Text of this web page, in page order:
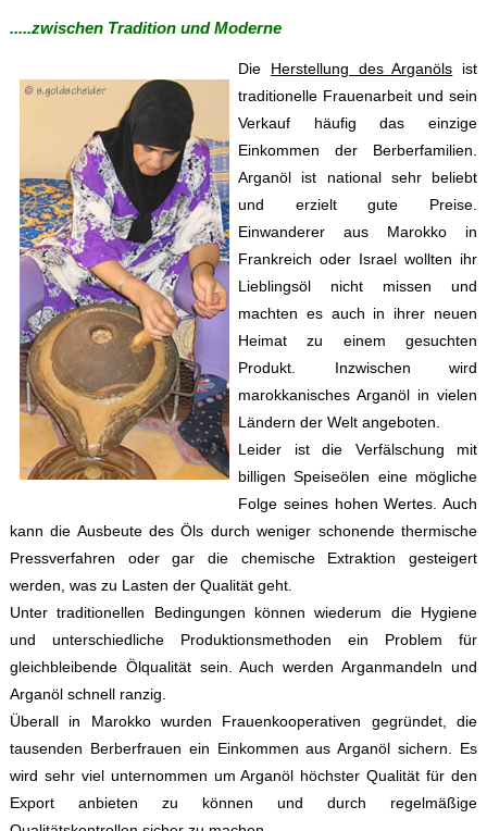
.....zwischen Tradition und Moderne
Die Herstellung des Arganöls ist
traditionelle Frauenarbeit und sein
Verkauf häufig das einzige
Einkommen der Berberfamilien.
Arganöl ist national sehr beliebt
und erzielt gute Preise.
Einwanderer aus Marokko in
Frankreich oder Israel wollten ihr
Lieblingsöl nicht missen und
machten es auch in ihrer neuen
Heimat zu einem gesuchten
Produkt. Inzwischen wird
marokkanisches Arganöl in vielen
Ländern der Welt angeboten.
Leider ist die Verfälschung mit
billigen Speiseölen eine mögliche
Folge seines hohen Wertes. Auch
kann die Ausbeute des Öls durch weniger schonende thermische
Pressverfahren oder gar die chemische Extraktion gesteigert
werden, was zu Lasten der Qualität geht.
Unter traditionellen Bedingungen können wiederum die Hygiene
und unterschiedliche Produktionsmethoden ein Problem für
gleichbleibende Ölqualität sein. Auch werden Arganmandeln und
Arganöl schnell ranzig.
Überall in Marokko wurden Frauenkooperativen gegründet, die
tausenden Berberfrauen ein Einkommen aus Arganöl sichern. Es
wird sehr viel unternommen um Arganöl höchster Qualität für den
Export anbieten zu können und durch regelmäßige